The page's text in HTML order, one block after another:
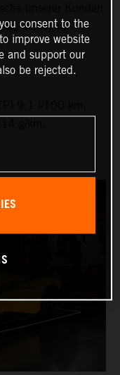
Managing
consent to the
improve website
and support our
be rejected.